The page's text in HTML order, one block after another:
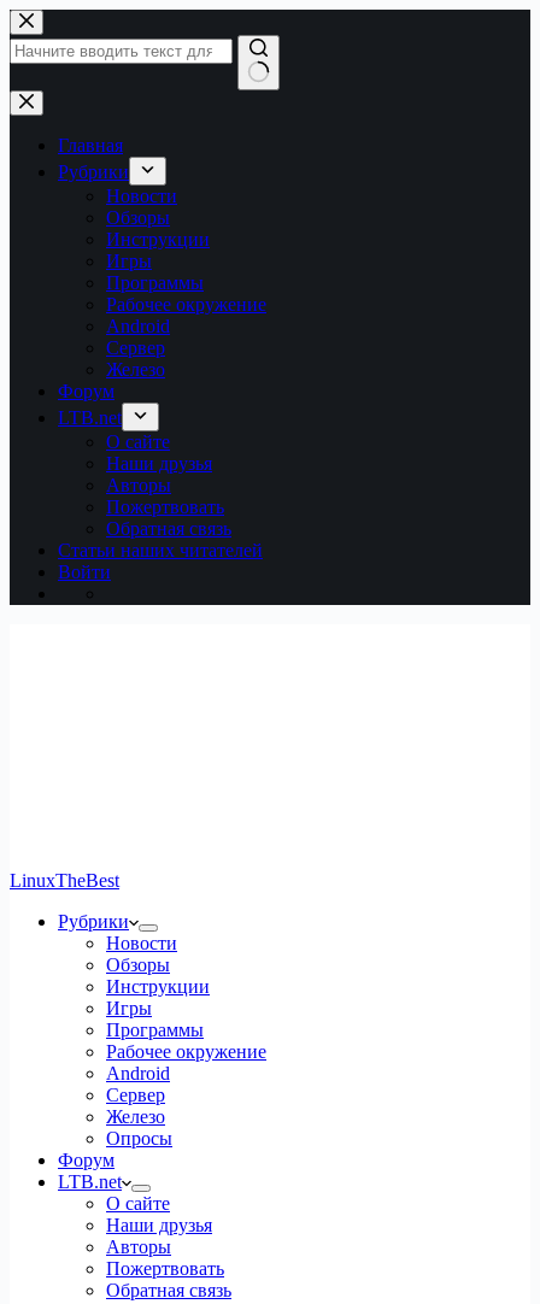
Перейти
к
сути
Ничего
не
найденоГлавная
Рубрики
Новости
Обзоры
Инструкции
Игры
Программы
Рабочее окружение
Android
Сервер
Железо
Форум
LTB.net
О сайте
Наши друзья
Авторы
Пожертвовать
Обратная связь
Статьи наших читателей
Войти
LinuxTheBest
Рубрики
Новости
Обзоры
Инструкции
Игры
Программы
Рабочее окружение
Android
Сервер
Железо
Опросы
Форум
LTB.net
О сайте
Наши друзья
Авторы
Пожертвовать
Обратная связь